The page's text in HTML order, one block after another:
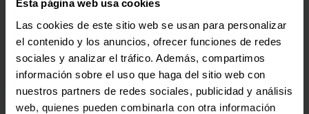
Esta página web usa cookies
Las cookies de este sitio web se usan para personalizar
el contenido y los anuncios, ofrecer funciones de redes
sociales y analizar el tráfico. Además, compartimos
información sobre el uso que haga del sitio web con
nuestros partners de redes sociales, publicidad y análisis
web, quienes pueden combinarla con otra información
25,15 €
Con IVA
Agregar al carrito